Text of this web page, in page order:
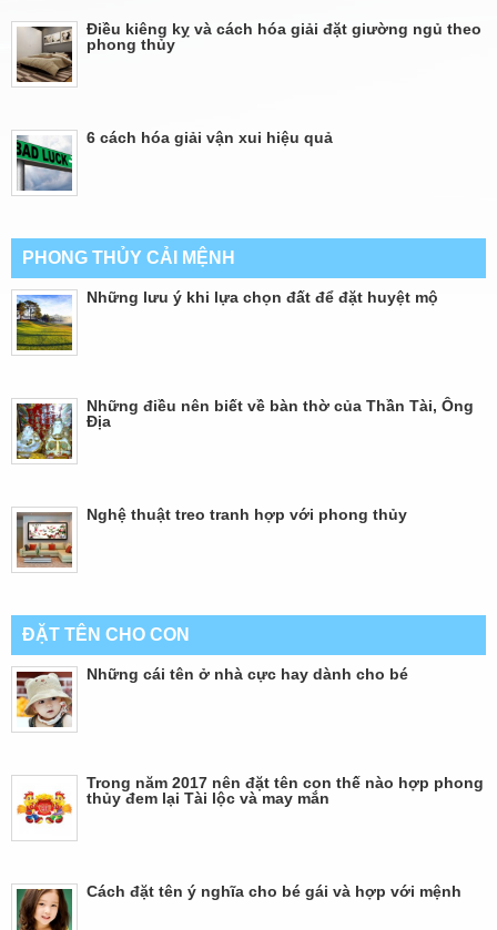
Điều kiêng kỵ và cách hóa giải đặt giường ngủ theo
phong thủy
6 cách hóa giải vận xui hiệu quả
PHONG THỦY CẢI MỆNH
Những lưu ý khi lựa chọn đất để đặt huyệt mộ
Những điều nên biết về bàn thờ của Thần Tài, Ông
Địa
Nghệ thuật treo tranh hợp với phong thủy
ĐẶT TÊN CHO CON
Những cái tên ở nhà cực hay dành cho bé
Trong năm 2017 nên đặt tên con thế nào hợp phong
thủy đem lại Tài lộc và may mắn
Cách đặt tên ý nghĩa cho bé gái và hợp với mệnh